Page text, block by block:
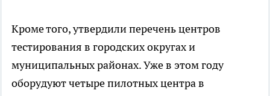
Кроме того, утвердили перечень центров
тестирования в городских округах и
муниципальных районах. Уже в этом году
оборудуют четыре пилотных центра в